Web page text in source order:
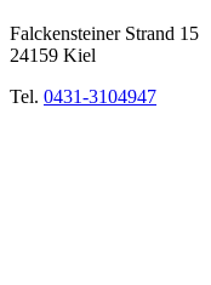
Falckensteiner Strand 15
24159 Kiel
Tel. 0431-3104947